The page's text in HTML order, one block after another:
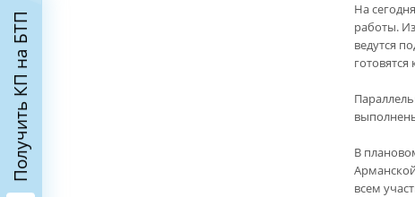
На
работы.
ведутся
В
всем
Получить КП на БТП